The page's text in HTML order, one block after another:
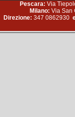
Pescara: Via
Milano: Via San
Direzione: 347 0862930